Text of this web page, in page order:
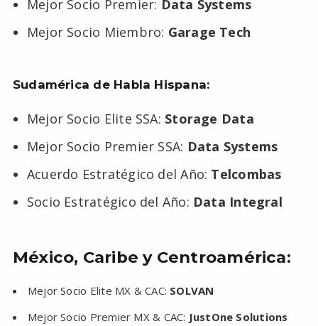
Mejor Socio Premier: Data Systems
Mejor Socio Miembro: Garage Tech
Sudamérica de Habla Hispana:
Mejor Socio Elite SSA: Storage Data
Mejor Socio Premier SSA: Data Systems
Acuerdo Estratégico del Año: Telcombas
Socio Estratégico del Año: Data Integral
México, Caribe y Centroamérica:
Mejor Socio Elite MX & CAC: SOLVAN
Mejor Socio Premier MX & CAC: JustOne Solutions